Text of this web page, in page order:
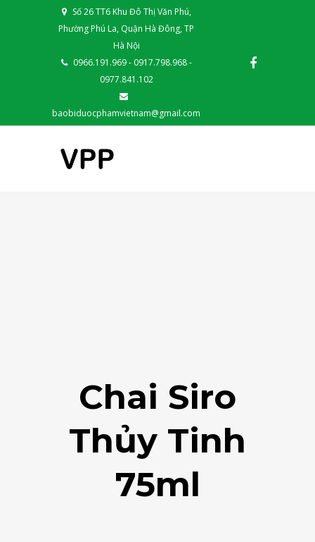
Số 26 TT6 Khu Đô Thị Văn Phú,
Phường Phú La, Quận Hà Đông, TP
Hà Nội
0966.191.969 - 0917.798.968 -
0977.841.102
baobiduocphamvietnam@gmail.com
Chai Siro
Thủy Tinh
75ml